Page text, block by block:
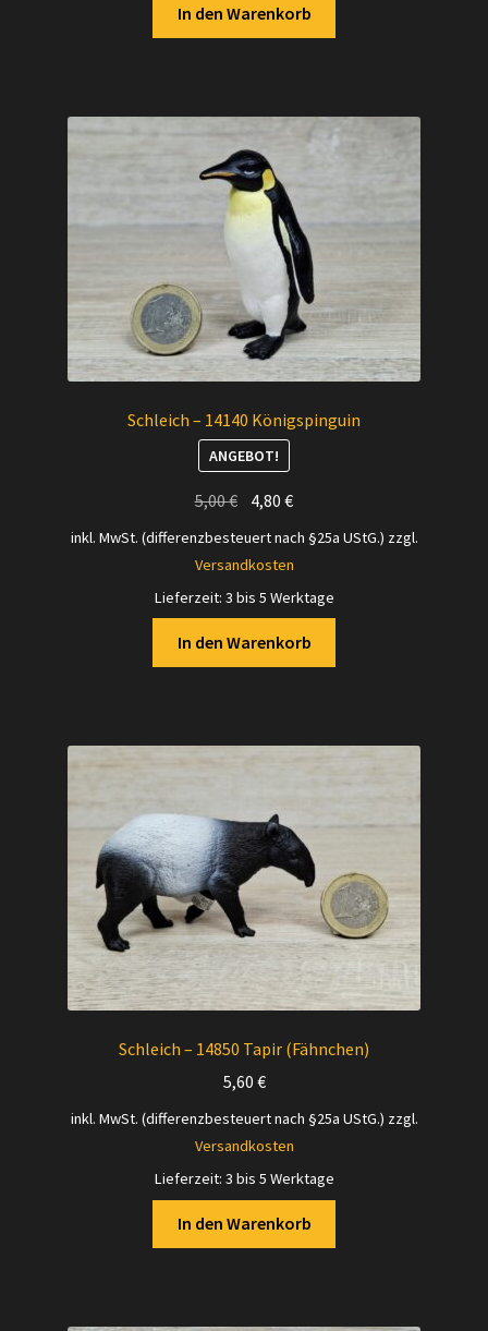
In den Warenkorb
Schleich – 14140 Königspinguin
ANGEBOT!
5,00€ Ursprünglicher
war:
4,80€Aktueller
Preis
inkl. MwSt. (differenzbesteuert nach §25a UStG.) zzgl.
Versandkosten
Lieferzeit: 3 bis 5 Werktage
In den Warenkorb
Schleich – 14850 Tapir (Fähnchen)
5,60 €
inkl. MwSt. (differenzbesteuert nach §25a UStG.) zzgl.
Versandkosten
Lieferzeit: 3 bis 5 Werktage
In den Warenkorb